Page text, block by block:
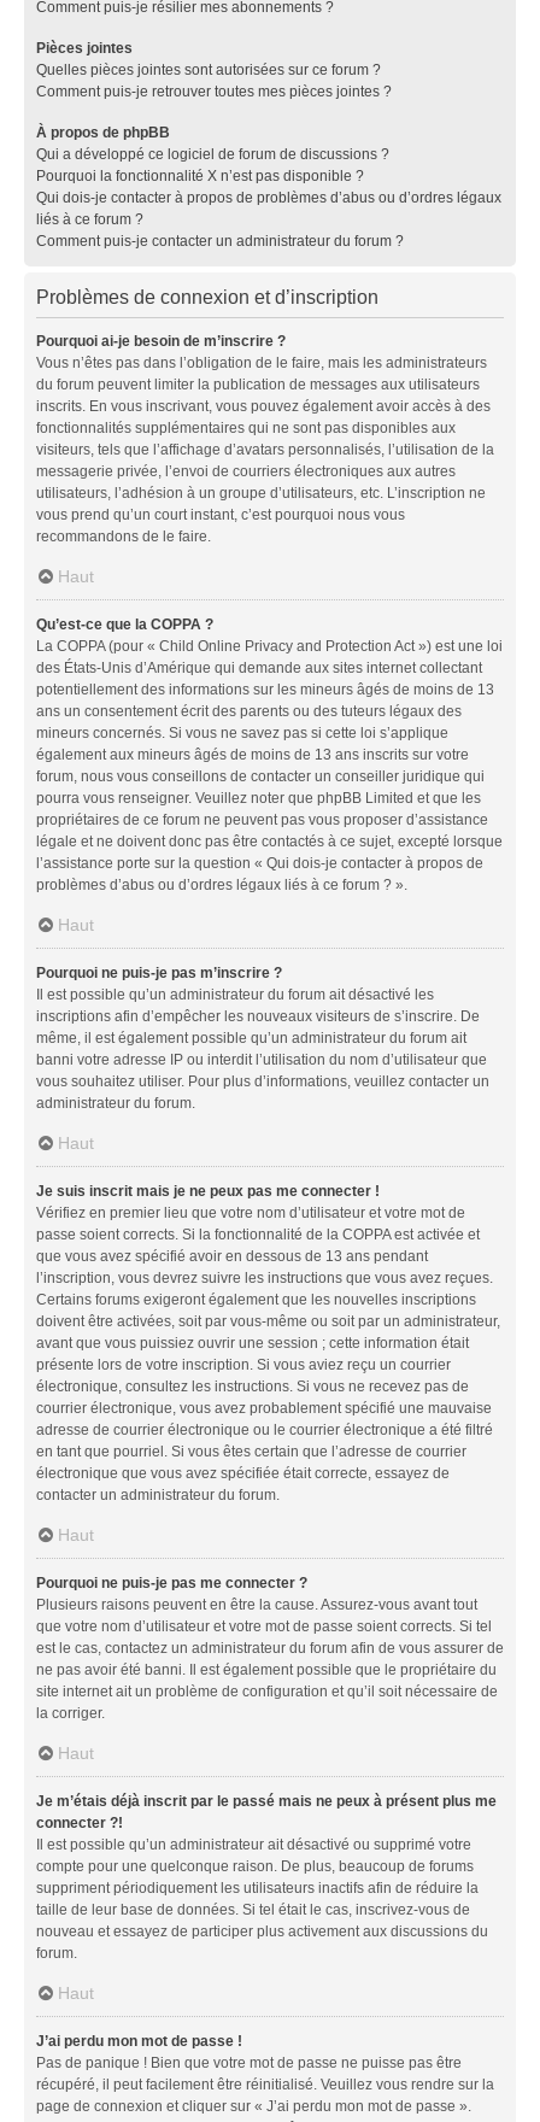
Comment puis-je résilier mes abonnements ?
Pièces jointes
Quelles pièces jointes sont autorisées sur ce forum ?
Comment puis-je retrouver toutes mes pièces jointes ?
À propos de phpBB
Qui a développé ce logiciel de forum de discussions ?
Pourquoi la fonctionnalité X n’est pas disponible ?
Qui dois-je contacter à propos de problèmes d’abus ou d’ordres légaux
liés à ce forum ?
Comment puis-je contacter un administrateur du forum ?
Problèmes de connexion et d’inscription
Pourquoi ai-je besoin de m’inscrire ?
Vous n’êtes pas dans l’obligation de le faire, mais les administrateurs
du forum peuvent limiter la publication de messages aux utilisateurs
inscrits. En vous inscrivant, vous pouvez également avoir accès à des
fonctionnalités supplémentaires qui ne sont pas disponibles aux
visiteurs, tels que l’affichage d’avatars personnalisés, l’utilisation de la
messagerie privée, l’envoi de courriers électroniques aux autres
utilisateurs, l’adhésion à un groupe d’utilisateurs, etc. L’inscription ne
vous prend qu’un court instant, c’est pourquoi nous vous
recommandons de le faire.
Haut
Qu’est-ce que la COPPA ?
La COPPA (pour « Child Online Privacy and Protection Act ») est une loi
des États-Unis d’Amérique qui demande aux sites internet collectant
potentiellement des informations sur les mineurs âgés de moins de 13
ans un consentement écrit des parents ou des tuteurs légaux des
mineurs concernés. Si vous ne savez pas si cette loi s’applique
également aux mineurs âgés de moins de 13 ans inscrits sur votre
forum, nous vous conseillons de contacter un conseiller juridique qui
pourra vous renseigner. Veuillez noter que phpBB Limited et que les
propriétaires de ce forum ne peuvent pas vous proposer d’assistance
légale et ne doivent donc pas être contactés à ce sujet, excepté lorsque
l’assistance porte sur la question « Qui dois-je contacter à propos de
problèmes d’abus ou d’ordres légaux liés à ce forum ? ».
Haut
Pourquoi ne puis-je pas m’inscrire ?
Il est possible qu’un administrateur du forum ait désactivé les
inscriptions afin d’empêcher les nouveaux visiteurs de s’inscrire. De
même, il est également possible qu’un administrateur du forum ait
banni votre adresse IP ou interdit l’utilisation du nom d’utilisateur que
vous souhaitez utiliser. Pour plus d’informations, veuillez contacter un
administrateur du forum.
Haut
Je suis inscrit mais je ne peux pas me connecter !
Vérifiez en premier lieu que votre nom d’utilisateur et votre mot de
passe soient corrects. Si la fonctionnalité de la COPPA est activée et
que vous avez spécifié avoir en dessous de 13 ans pendant
l’inscription, vous devrez suivre les instructions que vous avez reçues.
Certains forums exigeront également que les nouvelles inscriptions
doivent être activées, soit par vous-même ou soit par un administrateur,
avant que vous puissiez ouvrir une session ; cette information était
présente lors de votre inscription. Si vous aviez reçu un courrier
électronique, consultez les instructions. Si vous ne recevez pas de
courrier électronique, vous avez probablement spécifié une mauvaise
adresse de courrier électronique ou le courrier électronique a été filtré
en tant que pourriel. Si vous êtes certain que l’adresse de courrier
électronique que vous avez spécifiée était correcte, essayez de
contacter un administrateur du forum.
Haut
Pourquoi ne puis-je pas me connecter ?
Plusieurs raisons peuvent en être la cause. Assurez-vous avant tout
que votre nom d’utilisateur et votre mot de passe soient corrects. Si tel
est le cas, contactez un administrateur du forum afin de vous assurer de
ne pas avoir été banni. Il est également possible que le propriétaire du
site internet ait un problème de configuration et qu’il soit nécessaire de
la corriger.
Haut
Je m’étais déjà inscrit par le passé mais ne peux à présent plus me
connecter ?!
Il est possible qu’un administrateur ait désactivé ou supprimé votre
compte pour une quelconque raison. De plus, beaucoup de forums
suppriment périodiquement les utilisateurs inactifs afin de réduire la
taille de leur base de données. Si tel était le cas, inscrivez-vous de
nouveau et essayez de participer plus activement aux discussions du
forum.
Haut
J’ai perdu mon mot de passe !
Pas de panique ! Bien que votre mot de passe ne puisse pas être
récupéré, il peut facilement être réinitialisé. Veuillez vous rendre sur la
page de connexion et cliquer sur « J’ai perdu mon mot de passe ».